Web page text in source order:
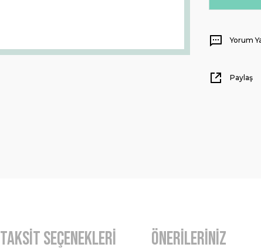
Yorum
Paylaş
Taksit Seçenekleri Önerileriniz